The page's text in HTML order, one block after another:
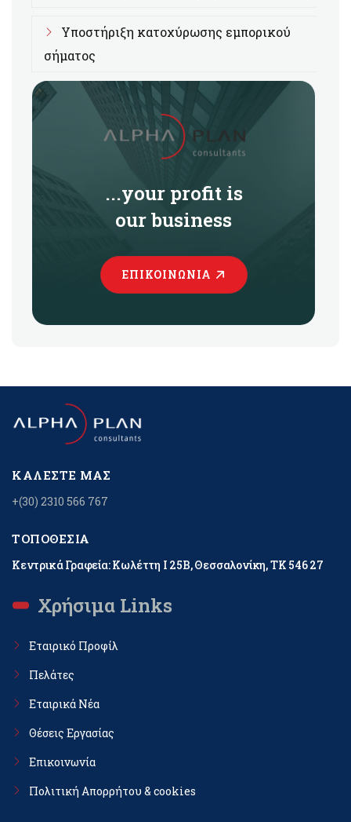
Υποστήριξη κατοχύρωσης εμπορικού
σήματος
...your profit is
our business
ΕΠΙΚΟΙΝΩΝΊΑ
ΚΑΛΈΣΤΕ ΜΑΣ
+(30) 2310 566 767
ΤΟΠΟΘΕΣΊΑ
Κεντρικά Γραφεία: Κωλέττη Ι 25Β, Θεσσαλονίκη, ΤΚ 546 27
Χρήσιμα Links
Εταιρικό Προφίλ
Πελάτες
Εταιρικά Νέα
Θέσεις Εργασίας
Επικοινωνία
Πολιτική Απορρήτου & cookies